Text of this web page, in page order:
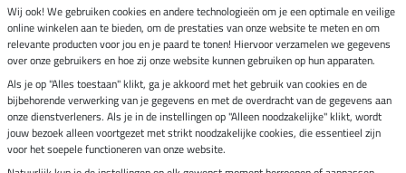
Verzending per
Veilig betalen met
Impressum
Wij ook! We gebruiken cookies en andere technologieën om je een optimale en veilige
online winkelen aan te bieden, om de prestaties van onze website te meten en om
relevante producten voor jou en je paard te tonen! Hiervoor verzamelen we gegevens
over onze gebruikers en hoe zij onze website kunnen gebruiken op hun apparaten.
Als je op "Alles toestaan" klikt, ga je akkoord met het gebruik van cookies en de
bijbehorende verwerking van je gegevens en met de overdracht van de gegevens aan
onze dienstverleners. Als je in de instellingen op "Alleen noodzakelijke" klikt, wordt
jouw bezoek alleen voortgezet met strikt noodzakelijke cookies, die essentieel zijn
voor het soepele functioneren van onze website.